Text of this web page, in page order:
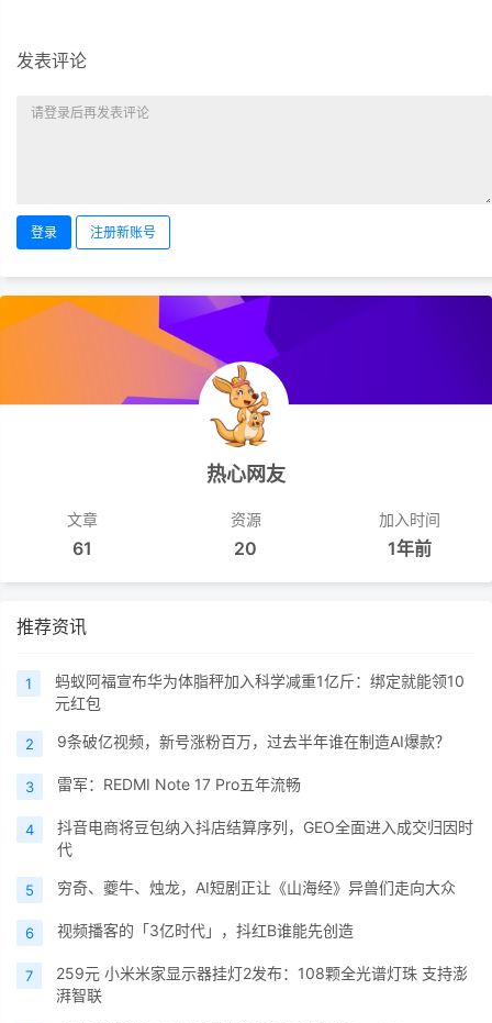
发表评论
登录 注册新账号
热心网友
文章
61
资源
20
加入时间
1年前
推荐资讯
1
蚂蚁阿福宣布华为体脂秤加入科学减重1亿斤：绑定就能领10
元红包
2 9条破亿视频，新号涨粉百万，过去半年谁在制造AI爆款？
3 雷军：REDMI Note 17 Pro五年流畅
4
抖音电商将豆包纳入抖店结算序列，GEO全面进入成交归因时
代
5 穷奇、夔牛、烛龙，AI短剧正让《山海经》异兽们走向大众
6 视频播客的「3亿时代」，抖红B谁能先创造
7
259元 小米米家显示器挂灯2发布：108颗全光谱灯珠 支持澎
湃智联